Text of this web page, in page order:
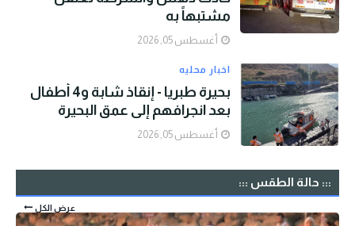
مشتبهاً به
أغسطس 05, 2026
اخبار محليه
بحيرة طبريا - إنقاذ شابة و4 أطفال
بعد انجرافهم إلى عمق البحيرة
أغسطس 05, 2026
::: حالة الطقس :::
عرض الكل